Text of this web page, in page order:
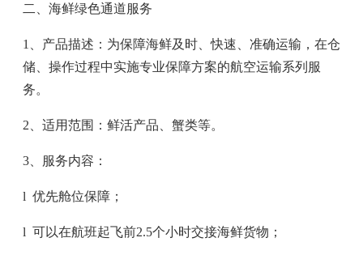
二、海鲜绿色通道服务
1
、产品描述：为保障海鲜及时、快速、准确运输，在仓
储、操作过程中实施专业保障方案的航空运输系列服
务。
2 、适用范围：鲜活产品、蟹类等。
3 、服务内容：
l 优先舱位保障；
l 可以在航班起飞前2.5个小时交接海鲜货物；